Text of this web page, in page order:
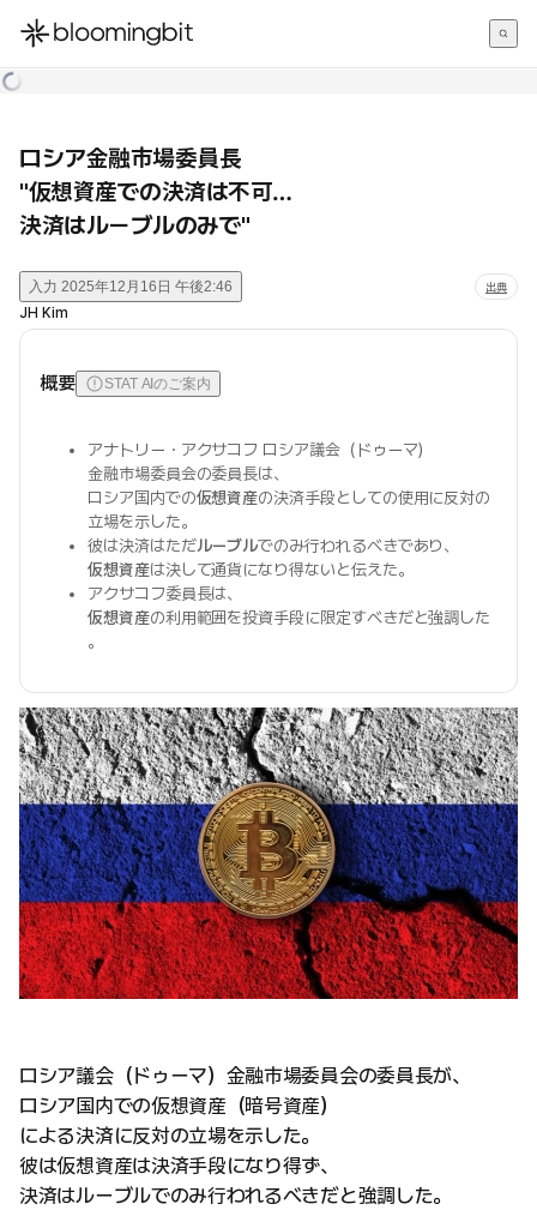
한국어
ロシア金融市場委員長
"仮想資産での決済は不可…
決済はルーブルのみで"
入力 2025年12月16日 午後2:46 出典
JH Kim
概要 STAT AIのご案内
アナトリー・アクサコフ ロシア議会（ドゥーマ）
金融市場委員会の委員長は、
ロシア国内での仮想資産の決済手段としての使用に反対の
立場を示した。
彼は決済はただルーブルでのみ行われるべきであり、
仮想資産は決して通貨になり得ないと伝えた。
アクサコフ委員長は、
仮想資産の利用範囲を投資手段に限定すべきだと強調した
。
ロシア議会（ドゥーマ）金融市場委員会の委員長が、
ロシア国内での仮想資産（暗号資産）
による決済に反対の立場を示した。
彼は仮想資産は決済手段になり得ず、
決済はルーブルでのみ行われるべきだと強調した。